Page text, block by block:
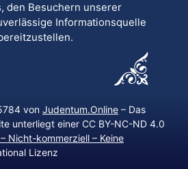
den Besuchern unserer
Informationsquelle
von Judentum.Online – Das
unterliegt einer CC BY-NC-ND 4.0
Nicht-kommerziell – Keine
Lizenz